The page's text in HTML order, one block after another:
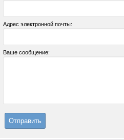
Адрес электронной почты:
Ваше сообщение: